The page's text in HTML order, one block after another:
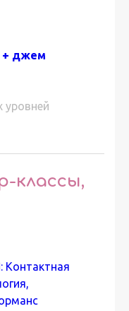
+ джем
уровней
классы,